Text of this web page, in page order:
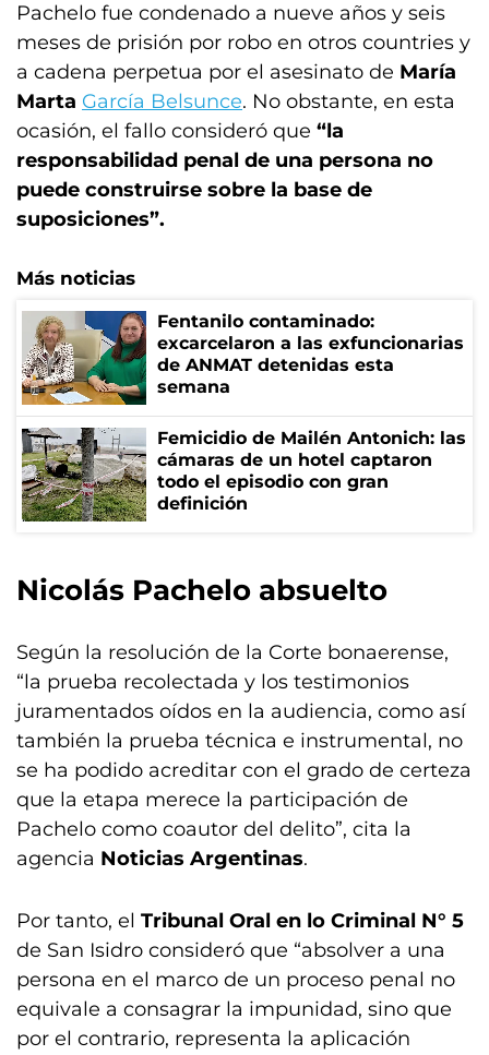
Pachelo fue condenado a nueve años y seis
meses de prisión por robo en otros countries y
a cadena perpetua por el asesinato de María
Marta García Belsunce. No obstante, en esta
ocasión, el fallo consideró que “la
responsabilidad penal de una persona no
puede construirse sobre la base de
suposiciones”.
Más noticias
Fentanilo contaminado:
excarcelaron a las exfuncionarias
de ANMAT detenidas esta
semana
Femicidio de Mailén Antonich: las
cámaras de un hotel captaron
todo el episodio con gran
definición
Nicolás Pachelo absuelto
Según la resolución de la Corte bonaerense,
“la prueba recolectada y los testimonios
juramentados oídos en la audiencia, como así
también la prueba técnica e instrumental, no
se ha podido acreditar con el grado de certeza
que la etapa merece la participación de
Pachelo como coautor del delito”, cita la
agencia Noticias Argentinas.
Por tanto, el Tribunal Oral en lo Criminal N° 5
de San Isidro consideró que “absolver a una
persona en el marco de un proceso penal no
equivale a consagrar la impunidad, sino que
por el contrario, representa la aplicación